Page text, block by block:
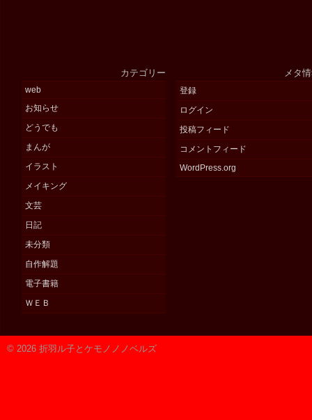
カテゴリー
web
お知らせ
どうでも
まんが
イラスト
メイキング
文芸
日記
未分類
自作解題
電子書籍
ＷＥＢ
メタ
登録
ログイン
投稿フィード
コメントフィード
WordPress.org
© 2026 折羽ル子とケモノノノベルズ